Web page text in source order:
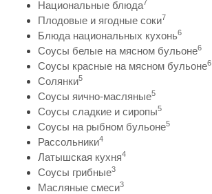
Национальные блюда7
Плодовые и ягодные соки7
Блюда национальных кухонь6
Соусы белые на мясном бульоне6
Соусы красные на мясном бульоне6
Солянки5
Соусы яично-масляные5
Соусы сладкие и сиропы5
Соусы на рыбном бульоне5
Рассольники4
Латышская кухня4
Соусы грибные3
Масляные смеси3